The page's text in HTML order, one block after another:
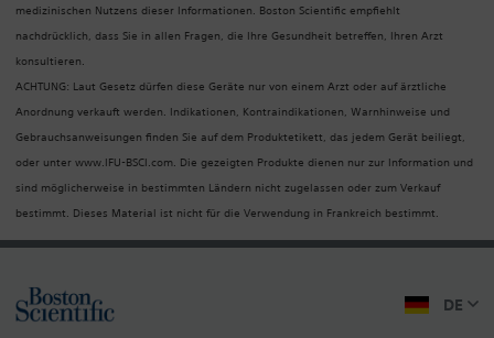
medizinischen Nutzens dieser Informationen. Boston Scientific empfiehlt
nachdrücklich, dass Sie in allen Fragen, die Ihre Gesundheit betreffen, Ihren Arzt
konsultieren.
ACHTUNG: Laut Gesetz dürfen diese Geräte nur von einem Arzt oder auf ärztliche
Anordnung verkauft werden. Indikationen, Kontraindikationen, Warnhinweise und
Gebrauchsanweisungen finden Sie auf dem Produktetikett, das jedem Gerät beiliegt,
oder unter www.IFU-BSCI.com. Die gezeigten Produkte dienen nur zur Information und
sind möglicherweise in bestimmten Ländern nicht zugelassen oder zum Verkauf
bestimmt. Dieses Material ist nicht für die Verwendung in Frankreich bestimmt.
DE